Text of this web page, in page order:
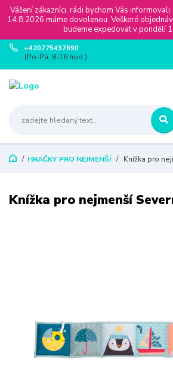
Vážení zákazníci, rádi bychom Vás
14.8.2026 máme dovolenou. Veškeré
budeme expedovat v pondělí
+420775437690
(Po-Pá, 8-16 hod.)
HRAČKY PRO NEJMENŠÍ Knížka pro
Knížka pro nejmenší